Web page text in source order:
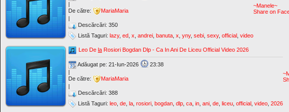
|
De către:
MariaMaria
|
Descărcări: 350
Listă Taguri: lazy, ed x andrei banuta x yny, sebi sexy, official video
~Manele~
Share on
Leo De la Rosiori Bogdan Dlp - Ca In Ani De Liceu Official Video 2026
Adăugat pe: 21-Iun-2026
23:38
|
De către:
MariaMaria
|
Descărcări: 388
Listă Taguri: leo de la rosiori bogdan dlp ca in ani de liceu official video 2026